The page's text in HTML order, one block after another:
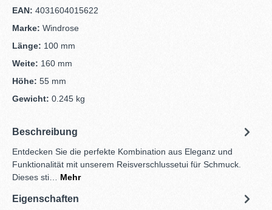
EAN: 4031604015622
Marke: Windrose
Länge: 100 mm
Weite: 160 mm
Höhe: 55 mm
Gewicht: 0.245 kg
Beschreibung
Entdecken Sie die perfekte Kombination aus Eleganz und
Funktionalität mit unserem Reisverschlussetui für Schmuck.
Dieses sti… Mehr
Eigenschaften